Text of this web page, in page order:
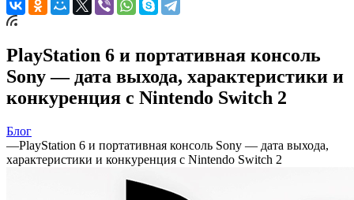
PlayStation 6 и портативная консоль
Sony — дата выхода, характеристики и
конкуренция с Nintendo Switch 2
Блог
—PlayStation 6 и портативная консоль Sony — дата выхода,
характеристики и конкуренция с Nintendo Switch 2